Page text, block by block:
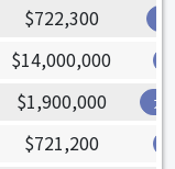
$722,300
$14,000,000
$1,900,000 ガ
$721,200